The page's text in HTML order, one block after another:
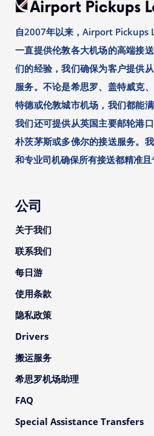
自2007年以来，Airport Pickups
一直提供伦敦各大机场的高端接
们的经验，我们确保为客户提供
服务。不论是希思罗、盖特威克
特德或伦敦城市机场，我们都能满
我们还可提供从英国主要邮轮港口
朴茨茅斯或多佛尔的接送服务。
和专业司机确保所有接送都精准且
公司
关于我们
联系我们
每日游
使用条款
隐私政策
Drivers
搬运服务
希思罗机场助理
FAQ
Special Assistance Transfers